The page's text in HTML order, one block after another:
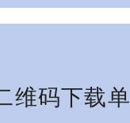
维码下载